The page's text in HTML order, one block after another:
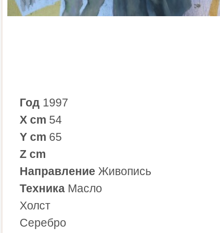
Год 1997
X cm 54
Y cm 65
Z cm
Направление Живопись
Техника Масло
Холст
Серебро